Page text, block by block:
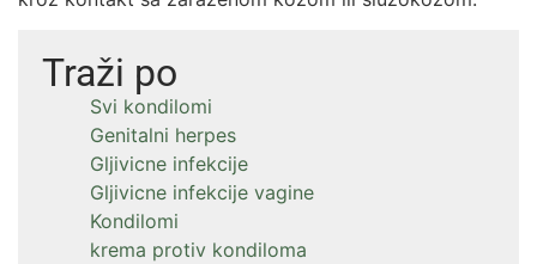
Traži po
Svi kondilomi
Genitalni herpes
Gljivicne infekcije
Gljivicne infekcije vagine
Kondilomi
krema protiv kondiloma